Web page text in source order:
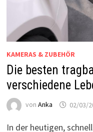
KAMERAS & ZUBEHÖR
Die besten
verschiedene
von Anka 02/03/
In der heutigen,